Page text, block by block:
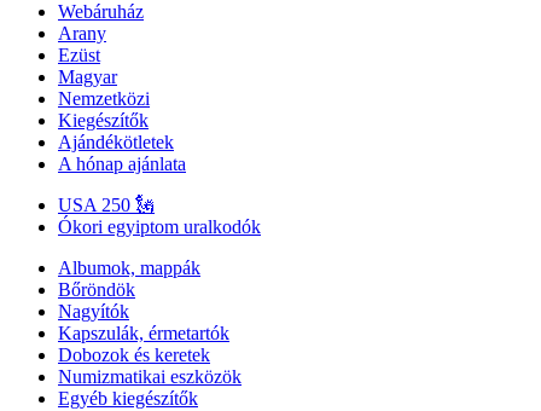
Webáruház
Arany
Ezüst
Magyar
Nemzetközi
Kiegészítők
Ajándékötletek
A hónap ajánlata
USA 250 🗽
Ókori egyiptom uralkodók
Albumok, mappák
Bőröndök
Nagyítók
Kapszulák, érmetartók
Dobozok és keretek
Numizmatikai eszközök
Egyéb kiegészítők